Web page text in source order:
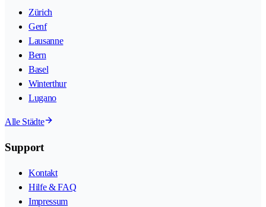
Zürich
Genf
Lausanne
Bern
Basel
Winterthur
Lugano
Alle Städte
Support
Kontakt
Hilfe & FAQ
Impressum